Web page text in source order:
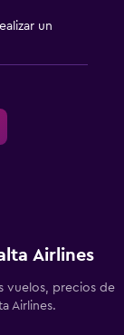
un
Airlines
vuelos, precios de
Airlines.